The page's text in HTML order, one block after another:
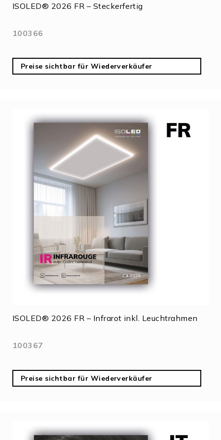
ISOLED® 2026 FR – Steckerfertig
100366
Preise sichtbar für Wiederverkäufer
ISOLED® 2026 FR – Infrarot inkl. Leuchtrahmen
100367
Preise sichtbar für Wiederverkäufer